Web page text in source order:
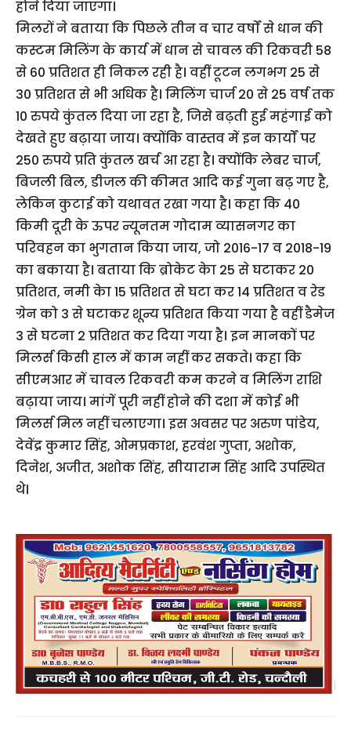
होने दिया जाएगा।
मिलरों ने बताया कि पिछले तीन व चार वर्षों से धान की
कस्टम मिलिंग के कार्य में धान से चावल की रिकवरी 58
से 60 प्रतिशत ही निकल रही है। वहीं टूटन लगभग 25 से
30 प्रतिशत से भी अधिक है। मिलिंग चार्ज 20 से 25 वर्ष तक
10 रुपये कुंतल दिया जा रहा है, जिसे बढ़ती हुई महंगाई को
देखते हुए बढ़ाया जाय। क्योंकि वास्तव में इन कार्यों पर
250 रुपये प्रति कुंतल खर्च आ रहा है। क्योंकि लेबर चार्ज,
बिजली बिल, डीजल की कीमत आदि कई गुना बढ़ गए है,
लेकिन कुटाई को यथावत रखा गया है। कहा कि 40
किमी दूरी के ऊपर न्यूनतम गोदाम व्यासनगर का
परिवहन का भुगतान किया जाय, जो 2016-17 व 2018-19
का बकाया है। बताया कि ब्रोकेट केा 25 से घटाकर 20
प्रतिशत, नमी केा 15 प्रतिशत से घटा कर 14 प्रतिशत व रेड
ग्रेन को 3 से घटाकर शून्य प्रतिशत किया गया है वहीं डैमेज
3 से घटना 2 प्रतिशत कर दिया गया है। इन मानकों पर
मिलर्स किसी हाल में काम नहीं कर सकते। कहा कि
सीएमआर में चावल रिकवरी कम करने व मिलिंग राशि
बढ़ाया जाय। मांगें पूरी नहीं होने की दशा में कोई भी
मिलर्स मिल नहीं चलाएगा। इस अवसर पर अरुण पांडेय,
देवेंद्र कुमार सिंह, ओमप्रकाश, हरवंश गुप्ता, अशोक,
दिनेश, अजीत, अशोक सिंह, सीयाराम सिंह आदि उपस्थित
थे।